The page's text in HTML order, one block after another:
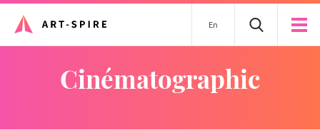
En
cinématographic